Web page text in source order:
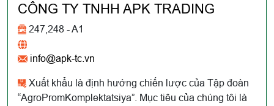
CÔNG TY TNHH APK TRADING
247,248 - A1
info@apk-tc.vn
Xuất khẩu là định hướng chiến lược của Tập đoàn
“AgroPromKomplektatsiya”. Mục tiêu của chúng tôi là